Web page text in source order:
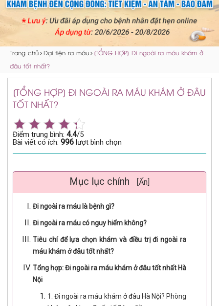
Trang chủ Đại tiện ra máu
[TỔNG HỢP] Đi ngoài ra máu khám ở
đâu tốt nhất?
[TỔNG HỢP] ĐI NGOÀI RA MÁU KHÁM Ở ĐÂU
TỐT NHẤT?
Điểm trung bình: 4.4/5
Bài viết có ích: 996 lượt bình chọn
Mục lục chính [Ẩn]
Đi ngoài ra máu là bệnh gì?
Đi ngoài ra máu có nguy hiểm không?
Tiêu chí để lựa chọn khám và điều trị đi ngoài ra
máu khám ở đâu tốt nhất?
Tổng hợp: Đi ngoài ra máu khám ở đâu tốt nhất Hà
Nội
1. Đi ngoài ra máu khám ở đâu Hà Nội? Phòng